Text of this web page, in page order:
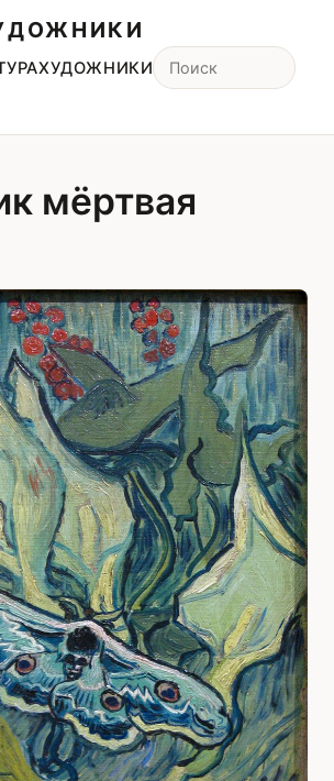
ХУДОЖНИКИ
мёртвая